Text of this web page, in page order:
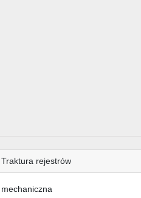
Traktura rejestrów
mechaniczna